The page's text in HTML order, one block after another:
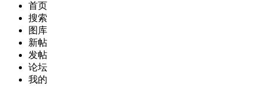
首页
搜索
图库
新帖
发帖
论坛
我的